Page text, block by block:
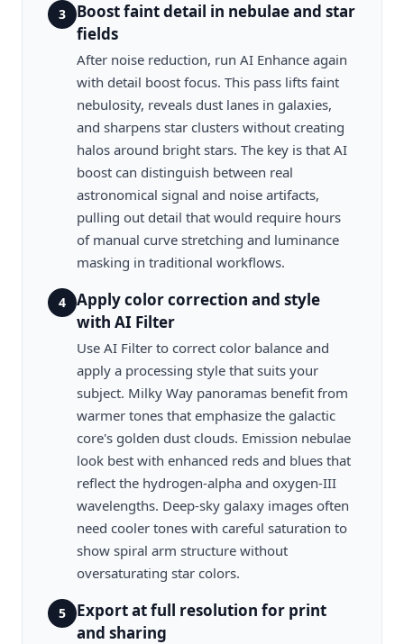
3
Boost faint detail in nebulae and star
fields
After noise reduction, run AI Enhance again
with detail boost focus. This pass lifts faint
nebulosity, reveals dust lanes in galaxies,
and sharpens star clusters without creating
halos around bright stars. The key is that AI
boost can distinguish between real
astronomical signal and noise artifacts,
pulling out detail that would require hours
of manual curve stretching and luminance
masking in traditional workflows.
4
Apply color correction and style
with AI Filter
Use AI Filter to correct color balance and
apply a processing style that suits your
subject. Milky Way panoramas benefit from
warmer tones that emphasize the galactic
core's golden dust clouds. Emission nebulae
look best with enhanced reds and blues that
reflect the hydrogen-alpha and oxygen-III
wavelengths. Deep-sky galaxy images often
need cooler tones with careful saturation to
show spiral arm structure without
oversaturating star colors.
5
Export at full resolution for print
and sharing